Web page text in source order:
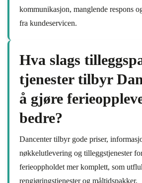
kommunikasjon, manglende respons
fra kundeservicen.
Hva slags
tjenester tilbyr
å gjøre
bedre?
Dancenter tilbyr gode priser,
nøkkelutlevering og tilleggstjenester
ferieoppholdet mer komplett, som
rengjøringstjenester og måltidspakker.